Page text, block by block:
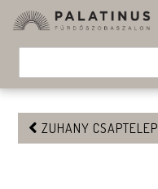
ZUHANY CSAPTELEP